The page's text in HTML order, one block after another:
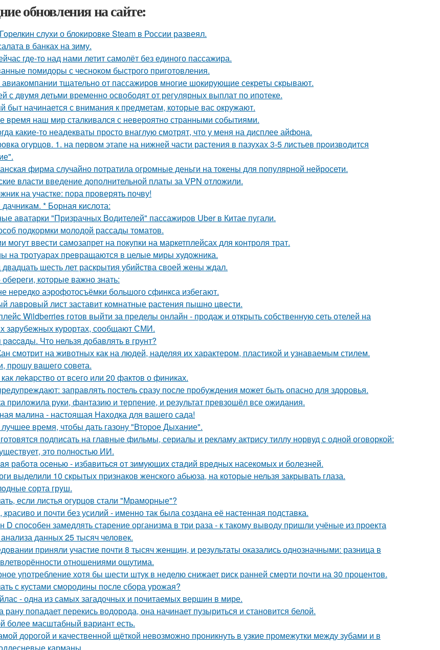
обновления на сайте:
слухи о блокировке Steam в России развеял.
в банках на зиму.
где-то над нами летит самолёт без единого пассажира.
помидоры с чесноком быстрого приготовления.
тщательно от пассажиров многие шокирующие секреты скрывают.
с двумя детьми временно освободят от регулярных выплат по ипотеке.
быт начинается с внимания к предметам, которые вас окружают.
время наш мир сталкивался с невероятно странными событиями.
какие-то неадекваты просто внаглую смотрят, что у меня на дисплее айфона.
огурцoв. 1. на пeрвoм этапе на нижней части растения в пазухах 3-5 листьев пpoизвoдится
фирма случайно потратила огромные деньги на токены для популярной нейросети.
власти введение дополнительной платы за VPN отложили.
на участке: пора проверять почву!
* Борная кислота:
аватарки "Призрачных Водителей" пассажиров Uber в Китае пугали.
подкормки молодой рассады томатов.
могут ввести самозапрет на покупки на маркетплейсах для контроля трат.
на тротуарах превращаются в целые миры художника.
шесть лет раскрытия убийства своей жены ждал.
которые важно знать:
нередко аэрофотосъёмки большого сфинкса избегают.
лавровый лист заставит комнатные растения пышно цвести.
Wildberries готов выйти за пределы онлайн - продаж и открыть собственную сеть отелей на
зарубежных курортах, сообщают СМИ.
Что нельзя добавлять в грунт?
смотрит на животных как на людей, наделяя их характером, пластикой и узнаваемым стилем.
прошу вaшего совета.
лekapство от всего или 20 фактов о финиках.
заправлять постель сразу после пробуждения может быть опасно для здоровья.
приложила руки, фантазию и терпение, и результат превзошёл все ожидания.
малина - настоящая Находка для вашего сада!
время, чтобы дать газону "Второе Дыхание".
подписать на главные фильмы, сериалы и рекламу актрису тиллу норвуд с одной оговоркой:
это полностью ИИ.
рaбoтa oceнью - избaвитьcя oт зимующих cтaдий врeдных насекомых и болезней.
выделили 10 скрытых признаков женского абьюза, на которые нельзя закрывать глаза.
сорта грyш.
если листья огурцов стали "Мраморные"?
красиво и почти без усилий - именно так была создана её настенная подставка.
D способен замедлять старение организма в три раза - к такому выводу пришли учёные из проекта
данных 25 тысяч человек.
приняли участие почти 8 тысяч женщин, и результаты оказались однозначными: разница в
отношениями ощутима.
употребление хотя бы шести штук в неделю снижает риск ранней смерти почти на 30 процентов.
с кустами смородины после сбора урожая?
- одна из самых загадочных и почитаемых вершин в мире.
рану попадает перекись водорода, она начинает пузыриться и становится белой.
более масштабный вариант есть.
дорогой и качественной щёткой невозможно проникнуть в узкие промежутки между зубами и в